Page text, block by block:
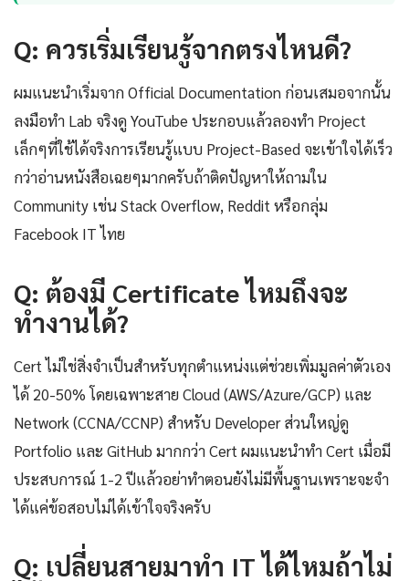
Q: ควรเริ่มเรียนรู้จากตรงไหนดี?
ผมแนะนำเริ่มจาก Official Documentation ก่อนเสมอจากนั้น
ลงมือทำ Lab จริงดู YouTube ประกอบแล้วลองทำ Project
เล็กๆที่ใช้ได้จริงการเรียนรู้แบบ Project-Based จะเข้าใจได้เร็ว
กว่าอ่านหนังสือเฉยๆมากครับถ้าติดปัญหาให้ถามใน
Community เช่น Stack Overflow, Reddit หรือกลุ่ม
Facebook IT ไทย
Q: ต้องมี Certificate ไหมถึงจะ
ทำงานได้?
Cert ไม่ใช่สิ่งจำเป็นสำหรับทุกตำแหน่งแต่ช่วยเพิ่มมูลค่าตัวเอง
ได้ 20-50% โดยเฉพาะสาย Cloud (AWS/Azure/GCP) และ
Network (CCNA/CCNP) สำหรับ Developer ส่วนใหญ่ดู
Portfolio และ GitHub มากกว่า Cert ผมแนะนำทำ Cert เมื่อมี
ประสบการณ์ 1-2 ปีแล้วอย่าทำตอนยังไม่มีพื้นฐานเพราะจะจำ
ได้แค่ข้อสอบไม่ได้เข้าใจจริงครับ
Q: เปลี่ยนสายมาทำ IT ได้ไหมถ้าไม่